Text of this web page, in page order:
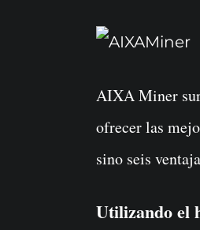
AIXA Miner
ofrecer las
sino seis
Utilizando el